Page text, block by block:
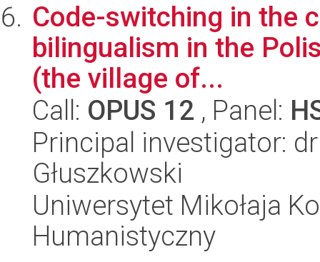
Code-switching in the
bilingualism in the
(the village of...
Call: OPUS 12 , Panel:
Principal investigator:
Głuszkowski
Uniwersytet Mikołaja
Humanistyczny